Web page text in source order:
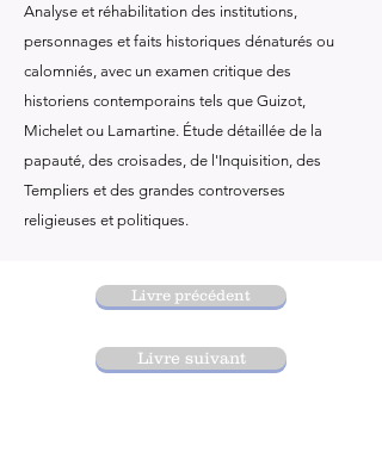
Analyse et réhabilitation des institutions,
personnages et faits historiques dénaturés ou
calomniés, avec un examen critique des
historiens contemporains tels que Guizot,
Michelet ou Lamartine. Étude détaillée de la
papauté, des croisades, de l'Inquisition, des
Templiers et des grandes controverses
religieuses et politiques.
Livre précédent
Livre suivant